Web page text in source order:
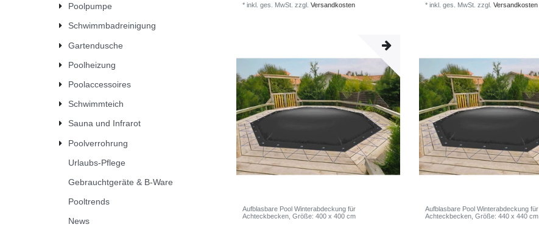
Poolpumpe
Schwimmbadreinigung
Gartendusche
Poolheizung
Poolaccessoires
Schwimmteich
Sauna und Infrarot
Poolverrohrung
Urlaubs-Pflege
Gebrauchtgeräte & B-Ware
Pooltrends
News
*inkl. ges. MwSt. zzgl.Versandkosten *inkl. ges. MwSt. zzgl.Versandkosten
Aufblasbare Pool Winterabdeckung für
Achteckbecken , Größe: 400 x 400 cm
Aufblasbare Pool Winterabdeckung für
Achteckbecken , Größe: 440 x 440 cm